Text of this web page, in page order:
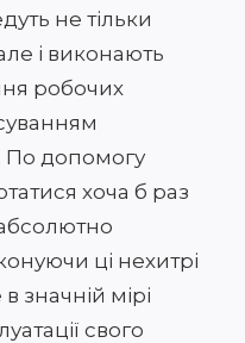
не тільки
і виконають
робочих
По допомогу
хоча б раз
ці нехитрі
значній мірі
свого